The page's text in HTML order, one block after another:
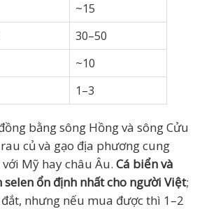
~15
30–50
~10
1–3
bằng sông Hồng và sông Cửu
củ và gạo địa phương cung
Mỹ hay châu Âu. Cá biển và
ổn định nhất cho người Việt;
nhưng nếu mua được thì 1–2